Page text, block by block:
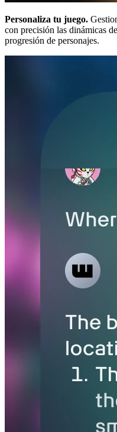
Personaliza tu juego.
con precisión las dinámicas
progresión de personajes.